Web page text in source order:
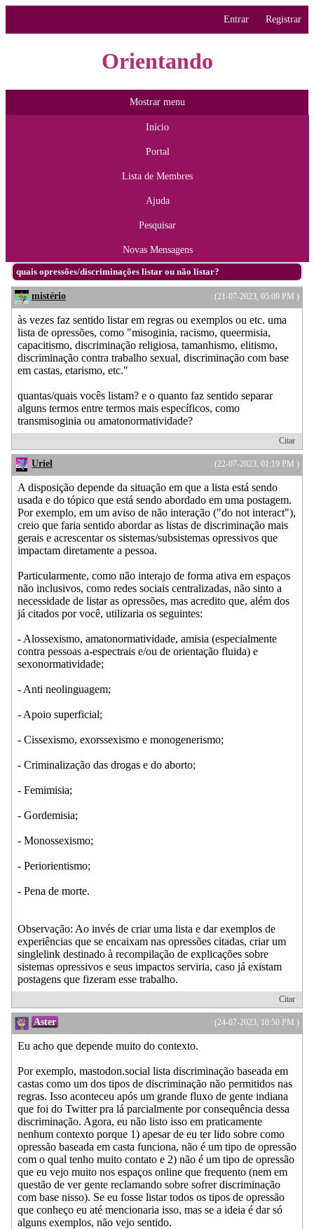
Entrar Registrar
Orientando
Mostrar menu
Início
Portal
Lista de Membres
Ajuda
Pesquisar
Novas Mensagens
quais opressões/discriminações listar ou não listar?
(21-07-2023, 05:09 PM )
mistério
às vezes faz sentido listar em regras ou exemplos ou etc. uma
lista de opressões, como "misoginia, racismo, queermisia,
capacitismo, discriminação religiosa, tamanhismo, elitismo,
discriminação contra trabalho sexual, discriminação com base
em castas, etarismo, etc."
quantas/quais vocês listam? e o quanto faz sentido separar
alguns termos entre termos mais específicos, como
transmisoginia ou amatonormatividade?
Citar
(22-07-2023, 01:19 PM )
Uriel
A disposição depende da situação em que a lista está sendo
usada e do tópico que está sendo abordado em uma postagem.
Por exemplo, em um aviso de não interação ("do not interact"),
creio que faria sentido abordar as listas de discriminação mais
gerais e acrescentar os sistemas/subsistemas opressivos que
impactam diretamente a pessoa.
Particularmente, como não interajo de forma ativa em espaços
não inclusivos, como redes sociais centralizadas, não sinto a
necessidade de listar as opressões, mas acredito que, além dos
já citados por você, utilizaria os seguintes:
- Alossexismo, amatonormatividade, amisia (especialmente
contra pessoas a-espectrais e/ou de orientação fluida) e
sexonormatividade;
- Anti neolinguagem;
- Apoio superficial;
- Cissexismo, exorssexismo e monogenerismo;
- Criminalização das drogas e do aborto;
- Femimisia;
- Gordemisia;
- Monossexismo;
- Periorientismo;
- Pena de morte.
Observação: Ao invés de criar uma lista e dar exemplos de
experiências que se encaixam nas opressões citadas, criar um
singlelink destinado à recompilação de explicações sobre
sistemas opressivos e seus impactos serviria, caso já existam
postagens que fizeram esse trabalho.
Citar
(24-07-2023, 10:50 PM )
Aster
Eu acho que depende muito do contexto.
Por exemplo, mastodon.social lista discriminação baseada em
castas como um dos tipos de discriminação não permitidos nas
regras. Isso aconteceu após um grande fluxo de gente indiana
que foi do Twitter pra lá parcialmente por consequência dessa
discriminação. Agora, eu não listo isso em praticamente
nenhum contexto porque 1) apesar de eu ter lido sobre como
opressão baseada em casta funciona, não é um tipo de opressão
com o qual tenho muito contato e 2) não é um tipo de opressão
que eu vejo muito nos espaços online que frequento (nem em
questão de ver gente reclamando sobre sofrer discriminação
com base nisso). Se eu fosse listar todos os tipos de opressão
que conheço eu até mencionaria isso, mas se a ideia é dar só
alguns exemplos, não vejo sentido.